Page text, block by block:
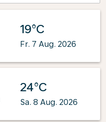
19°C
Fr. 7 Aug. 2026
24°C
Sa. 8 Aug. 2026